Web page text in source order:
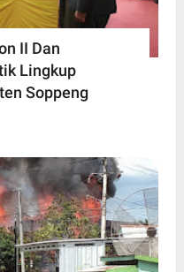
II Dan
Lingkup
Soppeng